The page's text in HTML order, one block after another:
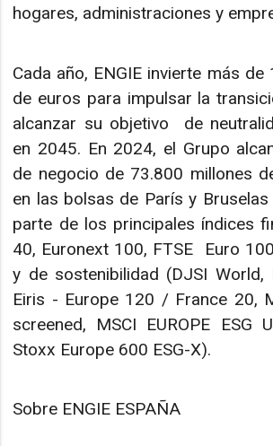
hogares, administraciones y
Cada año, ENGIE invierte más de
de euros para impulsar la
alcanzar su objetivo de
en 2045. En 2024, el Grupo
de negocio de 73.800 millones
en las bolsas de París y
parte de los principales índices
40, Euronext 100, FTSE Euro
y de sostenibilidad (DJSI World,
Eiris - Europe 120 / France 20,
screened, MSCI EUROPE ESG
Stoxx Europe 600 ESG-X).
Sobre ENGIE ESPAÑA